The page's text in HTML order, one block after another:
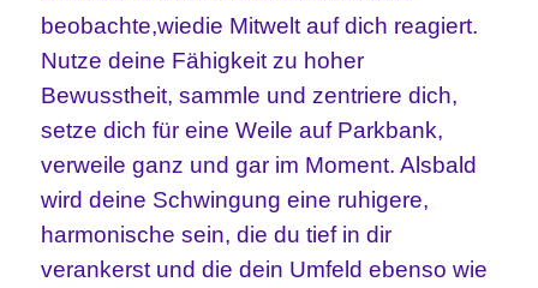
beobachte,wiedie Mitwelt auf dich reagiert.
Nutze deine Fähigkeit zu hoher
Bewusstheit, sammle und zentriere dich,
setze dich für eine Weile auf Parkbank,
verweile ganz und gar im Moment. Alsbald
wird deine Schwingung eine ruhigere,
harmonische sein, die du tief in dir
verankerst und die dein Umfeld ebenso wie